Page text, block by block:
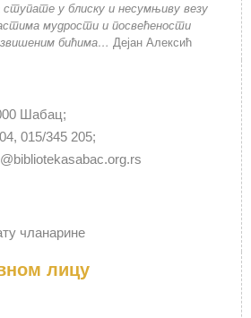
ступате у блиску и несумњиву везу
мудрости и посвећености
бићима… Дејан Алексић
Шабац;
015/345 205;
чланарине
лицу